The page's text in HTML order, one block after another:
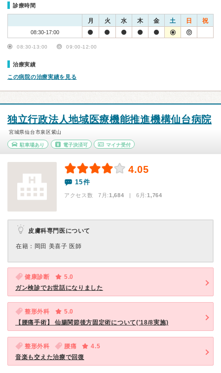
診療時間
月 火 水 木 金 土 日 祝
08:30-17:00
08:30-13:00 09:00-12:00
治療実績
この病院の治療実績を見る
独立行政法人地域医療機能推進機構仙台病院
宮城県仙台市泉区紫山
駐車場あり 電子決済可 マイナ受付
4.05
15件
アクセス数 7月:1,684 | 6月:1,764
皮膚科専門医について
在籍：岡田 美喜子 医師
健康診断
5.0
ガン検診でお世話になりました
整形外科
5.0
【腰痛手術】 仙腸関節後方固定術について('18/8実施)
整形外科 腰痛
4.5
音楽も交えた治療で回復